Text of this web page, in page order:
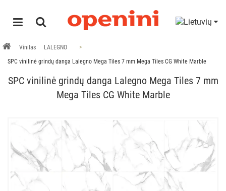
Vinilas
LALEGNO
SPC vinilinė grindų danga Lalegno Mega Tiles 7 mm Mega Tiles CG White Marble
SPC vinilinė grindų danga Lalegno Mega Tiles 7 mm
Mega Tiles CG White Marble